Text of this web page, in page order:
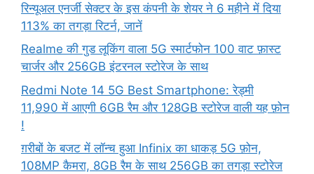
रिन्यूअल एनर्जी सेक्टर के इस कंपनी के शेयर ने 6 महीने में दिया
113% का तगड़ा रिटर्न, जानें
Realme की गुड लूकिंग वाला 5G स्मार्टफोन 100 वाट फ़ास्ट
चार्जर और 256GB इंटरनल स्टोरेज के साथ
Redmi Note 14 5G Best Smartphone: रेड्मी
11,990 में आएगी 6GB रैम और 128GB स्टोरेज वाली यह फ़ोन
!
ग़रीबों के बजट में लॉन्च हुआ Infinix का धाकड़ 5G फ़ोन,
108MP कैमरा, 8GB रैम के साथ 256GB का तगड़ा स्टोरेज